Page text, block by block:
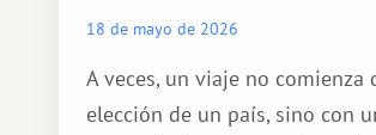
18 de mayo de 2026
A veces, un viaje no comienza
elección de un país, sino con